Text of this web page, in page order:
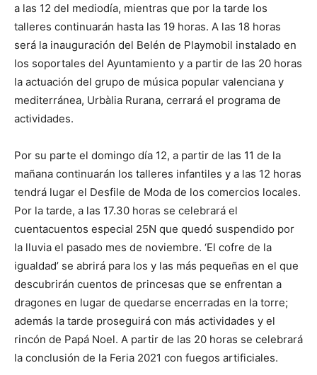
a las 12 del mediodía, mientras que por la tarde los
talleres continuarán hasta las 19 horas. A las 18 horas
será la inauguración del Belén de Playmobil instalado en
los soportales del Ayuntamiento y a partir de las 20 horas
la actuación del grupo de música popular valenciana y
mediterránea, Urbàlia Rurana, cerrará el programa de
actividades.
Por su parte el domingo día 12, a partir de las 11 de la
mañana continuarán los talleres infantiles y a las 12 horas
tendrá lugar el Desfile de Moda de los comercios locales.
Por la tarde, a las 17.30 horas se celebrará el
cuentacuentos especial 25N que quedó suspendido por
la lluvia el pasado mes de noviembre. ‘El cofre de la
igualdad’ se abrirá para los y las más pequeñas en el que
descubrirán cuentos de princesas que se enfrentan a
dragones en lugar de quedarse encerradas en la torre;
además la tarde proseguirá con más actividades y el
rincón de Papá Noel. A partir de las 20 horas se celebrará
la conclusión de la Feria 2021 con fuegos artificiales.